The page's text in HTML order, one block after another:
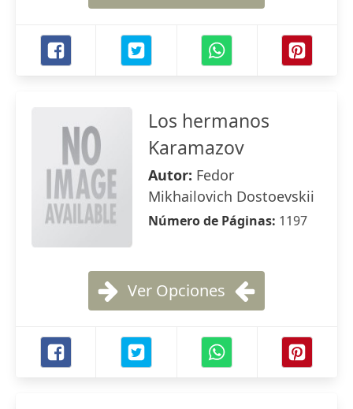
Los hermanos
Karamazov
Autor: Fedor
Mikhailovich Dostoevskii
Número de Páginas: 1197
Ver Opciones